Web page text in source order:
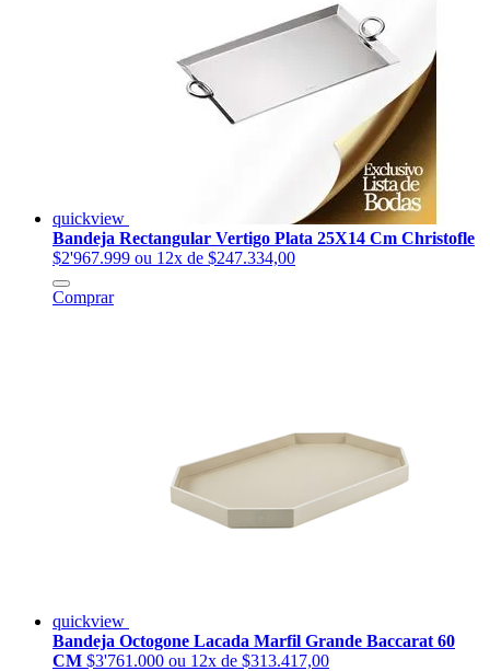
quickview
Bandeja Rectangular Vertigo Plata 25X14 Cm Christofle
$2'967.999 ou 12x de $247.334,00
Comprar
quickview
Bandeja Octogone Lacada Marfil Grande Baccarat 60
CM $3'761.000 ou 12x de $313.417,00